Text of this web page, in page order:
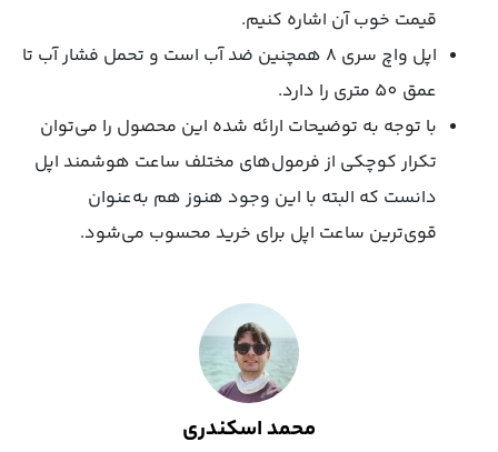
قیمت خوب آن اشاره کنیم.
اپل واچ سری 8 همچنین ضد آب است و تحمل فشار آب تا
عمق 50 متری را دارد.
با توجه به توضیحات ارائه شده این محصول را می‌توان
تکرار کوچکی از فرمول‌های مختلف ساعت هوشمند اپل
دانست که البته با این وجود هنوز هم به‌عنوان
قوی‌ترین ساعت اپل برای خرید محسوب می‌شود.
محمد اسکندری